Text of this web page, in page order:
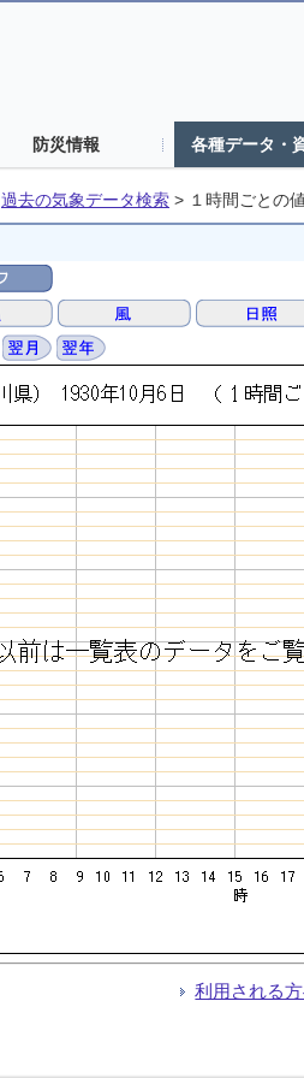
防災情報 各種データ・
過去の気象データ検索 > １時間ごとの
利用される